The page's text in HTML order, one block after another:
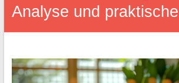
Analyse und